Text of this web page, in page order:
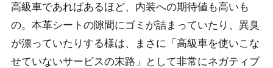
高級車であればあるほど、内装への期待値も高いも
の。本革シートの隙間にゴミが詰まっていたり、異臭
が漂っていたりする様は、まさに「高級車を使いこな
せていないサービスの末路」として非常にネガティブ